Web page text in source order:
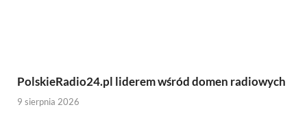
PolskieRadio24.pl liderem wśród domen radiowych
9 sierpnia 2026